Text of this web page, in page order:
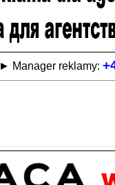
► Manager reklamy: